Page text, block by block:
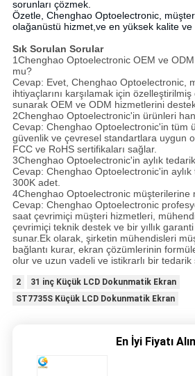
sorunları çözmek.
Özetle, Chenghao Optoelectronic,
olağanüstü hizmet,ve en yüksek kalite ve
Sık Sorulan Sorular
1Chenghao Optoelectronic OEM ve
mu?
Cevap: Evet, Chenghao Optoelectronic,
ihtiyaçlarını karşılamak için
sunarak OEM ve ODM hizmetlerini
2Chenghao Optoelectronic'in ürünleri
Cevap: Chenghao Optoelectronic'in tüm
güvenlik ve çevresel standartlara uygun
FCC ve RoHS sertifikaları sağlar.
3Chenghao Optoelectronic'in aylık
Cevap: Chenghao Optoelectronic'in
300K adet.
4Chenghao Optoelectronic müşterilerine
Cevap: Chenghao Optoelectronic
saat çevrimiçi müşteri hizmetleri,
çevrimiçi teknik destek ve bir yıllık
sunar.Ek olarak, şirketin mühendisleri
bağlantı kurar, ekran çözümlerinin
olur ve uzun vadeli ve istikrarlı bir tedarik
2
31 inç Küçük LCD Dokunmatik Ekran
ST7735S Küçük LCD Dokunmatik Ekran
En İyi Fiyatı Alın